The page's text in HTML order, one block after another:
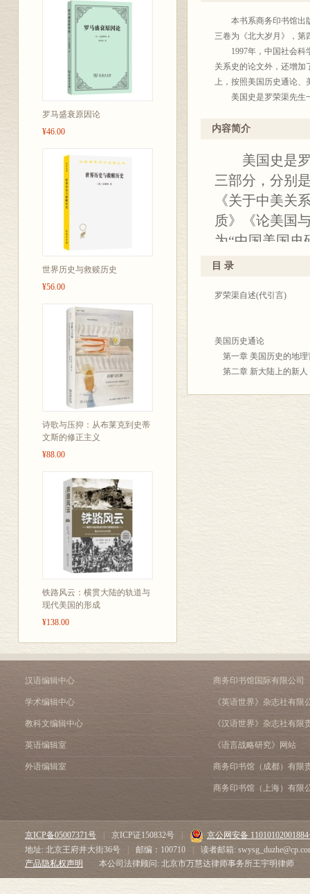
罗马盛衰原因论
¥46.00
世界历史与救赎历史
¥56.00
诗歌与压抑：从布莱克到史蒂
文斯的修正主义
¥88.00
铁路风云：横贯大陆的轨道与
现代美国的形成
¥138.00
本书系商务印书馆出版
三卷为《北大岁月》，第
1997年，中国社会科学
关系史的论文外，还增
上，按照美国历史通论、
美国史是罗荣渠先生一
大学学报》1962年第4期)
改革开放之后，罗先生
和美国史研究的一些问题
国也需要加深了解美国”
说：美国历史上值得我
本主义制度的，因而在
西。“资产阶级历史学家
中美关系尚属解冻之初，
此后，罗先生尽管专心
政策(1991年)、《世界风
生在美国史、中美关系
还在1982年，罗先生刚
内容简介
美国史是罗
三部分，分别
《关于中美关
质》《论美国
为“中国美国史
了美国崛起的
目 录
罗荣渠自述(代引言)
美国历史通论
第一章 美国历史的地理
第二章 新大陆上的新人
美国在东亚的全球战略与
世界风云变幻中的政治
汉语编辑中心
学术编辑中心
教科文编辑中心
英语编辑室
外语编辑室
商务印书馆国际有限公司
《英语世界》杂志社有限
《汉语世界》杂志社有限
《语言战略研究》网站
商务印书馆（成都）有限
商务印书馆（上海）有限
京ICP备05007371号 京ICP证150832号
京公网安备
地址: 北京王府井大街36号
邮编：100710
读者邮箱:
产品隐私权声明
本公司法律顾问: 北京市万慧达律师事务所王宇明律师